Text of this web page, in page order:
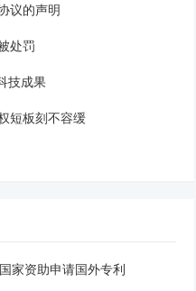
议的声明
处罚
技成果
短板刻不容缓
家资助申请国外专利